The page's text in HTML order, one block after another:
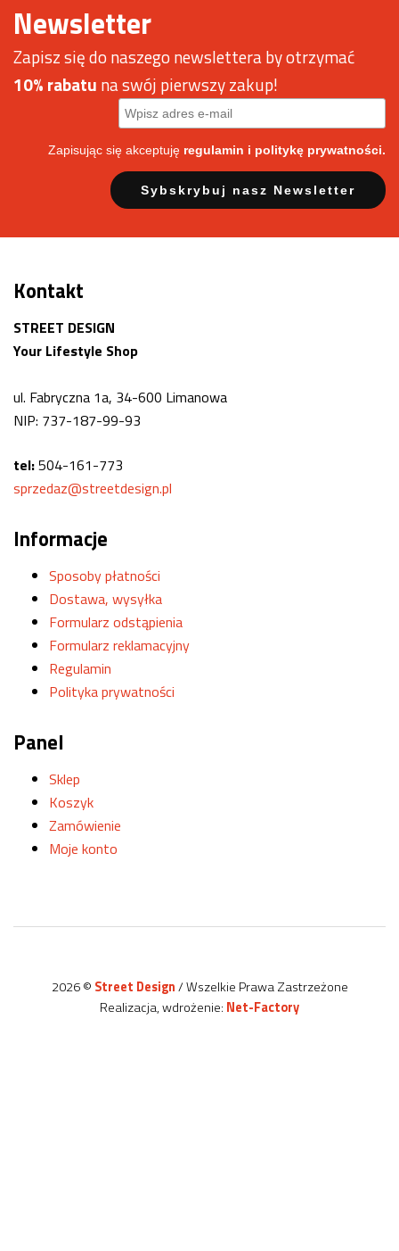
Newsletter
Zapisz się do naszego newslettera by otrzymać
10% rabatu na swój pierwszy zakup!
Zapisując się akceptuję regulamin i politykę prywatności.
Kontakt
STREET DESIGN
Your Lifestyle Shop
ul. Fabryczna 1a, 34-600 Limanowa
NIP: 737-187-99-93
tel:504-161-773
sprzedaz@streetdesign.pl
Informacje
Sposoby płatności
Dostawa, wysyłka
Formularz odstąpienia
Formularz reklamacyjny
Regulamin
Polityka prywatności
Panel
Sklep
Koszyk
Zamówienie
Moje konto
2026 © Street Design/ Wszelkie Prawa Zastrzeżone
Realizacja, wdrożenie: Net-Factory